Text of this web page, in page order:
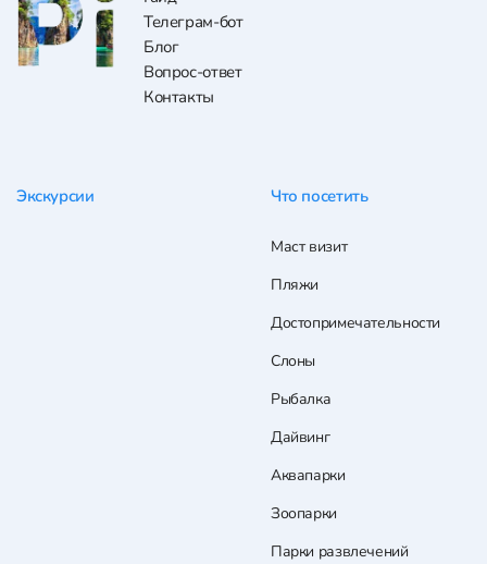
Телеграм-бот
Блог
Вопрос-ответ
Контакты
Экскурсии Что посетить
Маст визит
Пляжи
Достопримечательности
Слоны
Рыбалка
Дайвинг
Аквапарки
Зоопарки
Парки развлечений